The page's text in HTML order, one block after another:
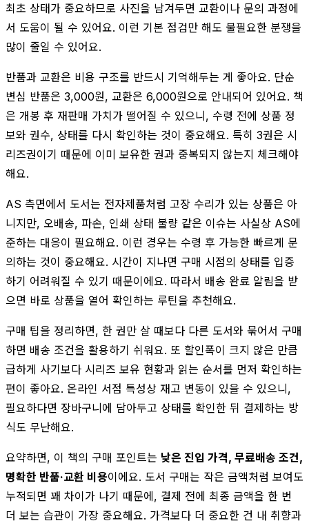
최초 상태가 중요하므로 사진을 남겨두면 교환이나 문의 과정에
서 도움이 될 수 있어요. 이런 기본 점검만 해도 불필요한 분쟁을
많이 줄일 수 있어요.
반품과 교환은 비용 구조를 반드시 기억해두는 게 좋아요. 단순
변심 반품은 3,000원, 교환은 6,000원으로 안내되어 있어요. 책
은 개봉 후 재판매 가치가 떨어질 수 있으니, 수령 전에 상품 정
보와 권수, 상태를 다시 확인하는 것이 중요해요. 특히 3권은 시
리즈권이기 때문에 이미 보유한 권과 중복되지 않는지 체크해야
해요.
AS 측면에서 도서는 전자제품처럼 고장 수리가 있는 상품은 아
니지만, 오배송, 파손, 인쇄 상태 불량 같은 이슈는 사실상 AS에
준하는 대응이 필요해요. 이런 경우는 수령 후 가능한 빠르게 문
의하는 것이 중요해요. 시간이 지나면 구매 시점의 상태를 입증
하기 어려워질 수 있기 때문이에요. 따라서 배송 완료 알림을 받
으면 바로 상품을 열어 확인하는 루틴을 추천해요.
구매 팁을 정리하면, 한 권만 살 때보다 다른 도서와 묶어서 구매
하면 배송 조건을 활용하기 쉬워요. 또 할인폭이 크지 않은 만큼
급하게 사기보다 시리즈 보유 현황과 읽는 순서를 먼저 확인하는
편이 좋아요. 온라인 서점 특성상 재고 변동이 있을 수 있으니,
필요하다면 장바구니에 담아두고 상태를 확인한 뒤 결제하는 방
식도 무난해요.
요약하면, 이 책의 구매 포인트는 낮은 진입 가격, 무료배송 조건,
명확한 반품·교환 비용이에요. 도서 구매는 작은 금액처럼 보여도
누적되면 꽤 차이가 나기 때문에, 결제 전에 최종 금액을 한 번
더 보는 습관이 가장 중요해요. 가격보다 더 중요한 건 내 취향과